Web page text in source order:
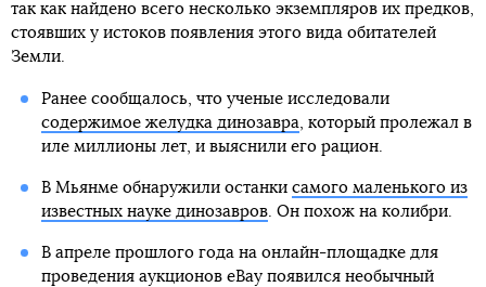
так как найдено всего несколько экземпляров их предков,
стоявших у истоков появления этого вида обитателей
Земли.
Ранее сообщалось, что ученые исследовали
содержимое желудка динозавра, который пролежал в
иле миллионы лет, и выяснили его рацион.
В Мьянме обнаружили останки самого маленького из
известных науке динозавров. Он похож на колибри.
В апреле прошлого года на онлайн-площадке для
проведения аукционов eBay появился необычный